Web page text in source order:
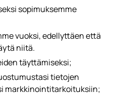
sopimuksemme
vuoksi, edellyttäen että
niitä.
täyttämiseksi;
tietojen
markkinointitarkoituksiin;